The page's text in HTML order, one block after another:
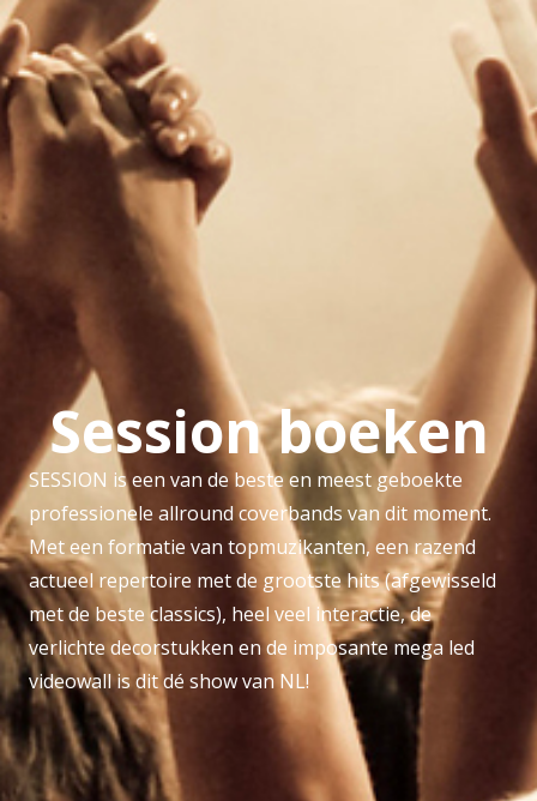
Session boeken
SESSION is een van de beste en meest geboekte
professionele allround coverbands van dit moment.
Met een formatie van topmuzikanten, een razend
actueel repertoire met de grootste hits (afgewisseld
met de beste classics), heel veel interactie, de
verlichte decorstukken en de imposante mega led
videowall is dit dé show van NL!